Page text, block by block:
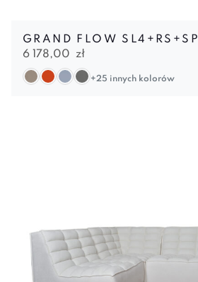
GRAND FLOW SL4+RS+SP
6 178,00 zł
+25 innych kolorów